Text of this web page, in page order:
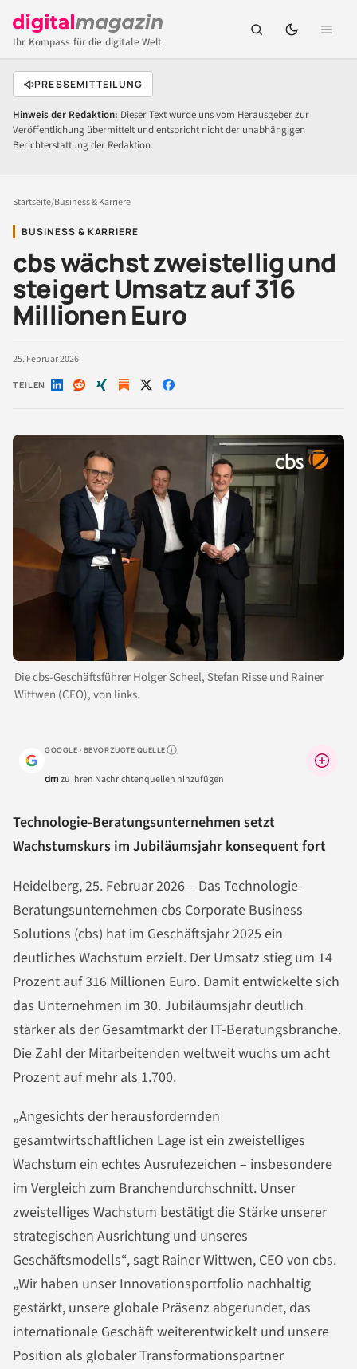
Ihr Kompass für die digitale Welt.
PRESSEMITTEILUNG
Hinweis der Redaktion: Dieser Text wurde uns vom Herausgeber zur
Veröffentlichung übermittelt und entspricht nicht der unabhängigen
Berichterstattung der Redaktion.
Startseite/Business & Karriere
BUSINESS & KARRIERE
cbs wächst zweistellig und
steigert Umsatz auf 316
Millionen Euro
25. Februar 2026
TEILEN Auf Auf Auf Auf Auf
Die cbs-Geschäftsführer Holger Scheel, Stefan Risse und Rainer
Wittwen (CEO), von links.
GOOGLE · BEVORZUGTE QUELLEWarum lohnt sich das?
dmzu Ihren Nachrichtenquellen hinzufügen
Technologie-Beratungsunternehmen setzt
Wachstumskurs im Jubiläumsjahr konsequent fort
Heidelberg, 25. Februar 2026 – Das Technologie-
Beratungsunternehmen cbs Corporate Business
Solutions (cbs) hat im Geschäftsjahr 2025 ein
deutliches Wachstum erzielt. Der Umsatz stieg um 14
Prozent auf 316 Millionen Euro. Damit entwickelte sich
das Unternehmen im 30. Jubiläumsjahr deutlich
stärker als der Gesamtmarkt der IT-Beratungsbranche.
Die Zahl der Mitarbeitenden weltweit wuchs um acht
Prozent auf mehr als 1.700.
„Angesichts der herausfordernden
gesamtwirtschaftlichen Lage ist ein zweistelliges
Wachstum ein echtes Ausrufezeichen – insbesondere
im Vergleich zum Branchendurchschnitt. Unser
zweistelliges Wachstum bestätigt die Stärke unserer
strategischen Ausrichtung und unseres
Geschäftsmodells“, sagt Rainer Wittwen, CEO von cbs.
„Wir haben unser Innovationsportfolio nachhaltig
gestärkt, unsere globale Präsenz abgerundet, das
internationale Geschäft weiterentwickelt und unsere
Position als globaler Transformationspartner